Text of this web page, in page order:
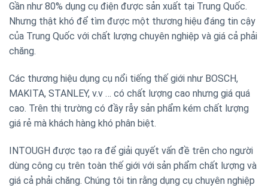
Gần như 80% dụng cụ điện được sản xuất tại Trung Quốc.
Nhưng thật khó để tìm được một thương hiệu đáng tin cậy
của Trung Quốc với chất lượng chuyên nghiệp và giá cả phải
chăng.
Các thương hiệu dụng cụ nổi tiếng thế giới như BOSCH,
MAKITA, STANLEY, v.v … có chất lượng cao nhưng giá quá
cao. Trên thị trường có đầy rẫy sản phẩm kém chất lượng
giá rẻ mà khách hàng khó phân biệt.
INTOUGH được tạo ra để giải quyết vấn đề trên cho người
dùng công cụ trên toàn thế giới với sản phẩm chất lượng và
giá cả phải chăng. Chúng tôi tin rằng dụng cụ chuyên nghiệp